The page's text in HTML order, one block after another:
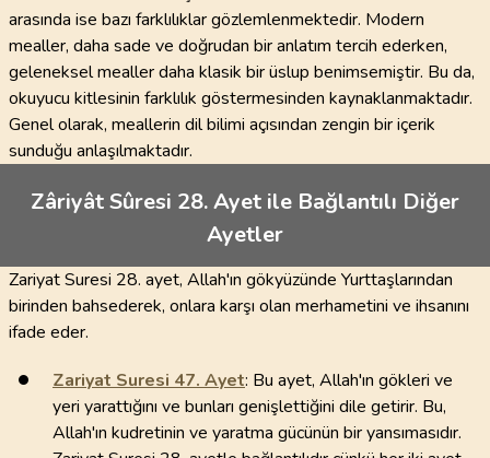
arasında ise bazı farklılıklar gözlemlenmektedir. Modern
mealler, daha sade ve doğrudan bir anlatım tercih ederken,
geleneksel mealler daha klasik bir üslup benimsemiştir. Bu da,
okuyucu kitlesinin farklılık göstermesinden kaynaklanmaktadır.
Genel olarak, meallerin dil bilimi açısından zengin bir içerik
sunduğu anlaşılmaktadır.
Zâriyât Sûresi 28. Ayet ile Bağlantılı Diğer
Ayetler
Zariyat Suresi 28. ayet, Allah'ın gökyüzünde Yurttaşlarından
birinden bahsederek, onlara karşı olan merhametini ve ihsanını
ifade eder.
Zariyat Suresi 47. Ayet: Bu ayet, Allah'ın gökleri ve
yeri yarattığını ve bunları genişlettiğini dile getirir. Bu,
Allah'ın kudretinin ve yaratma gücünün bir yansımasıdır.